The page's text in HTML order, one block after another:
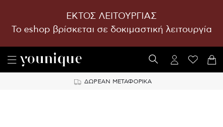
ΕΚΤΟΣ ΛΕΙΤΟΥΡΓΙΑΣ
To eshop βρίσκεται σε δοκιμαστική λειτουργία
ΔΩΡΕΑΝ ΜΕΤΑΦΟΡΙΚΑ